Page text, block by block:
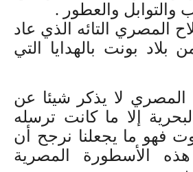
والتوابل والعطور .
المصري التائه الذي عاد
بلاد بونت بالهدايا التي
المصري لا يذكر شيئا عن
إلا ما كانت ترسله
فهو ما يجعلنا نرجح أن
الأسطورة المصرية